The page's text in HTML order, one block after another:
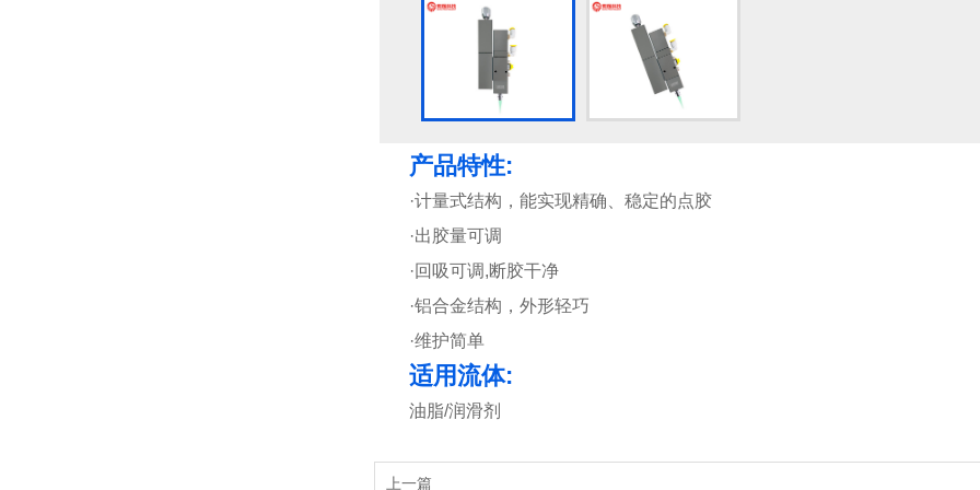
产品特性:
·计量式结构，能实现精确、稳定的点胶
·出胶量可调
·回吸可调,断胶干净
·铝合金结构，外形轻巧
·维护简单
适用流体:
油脂/润滑剂
上一篇